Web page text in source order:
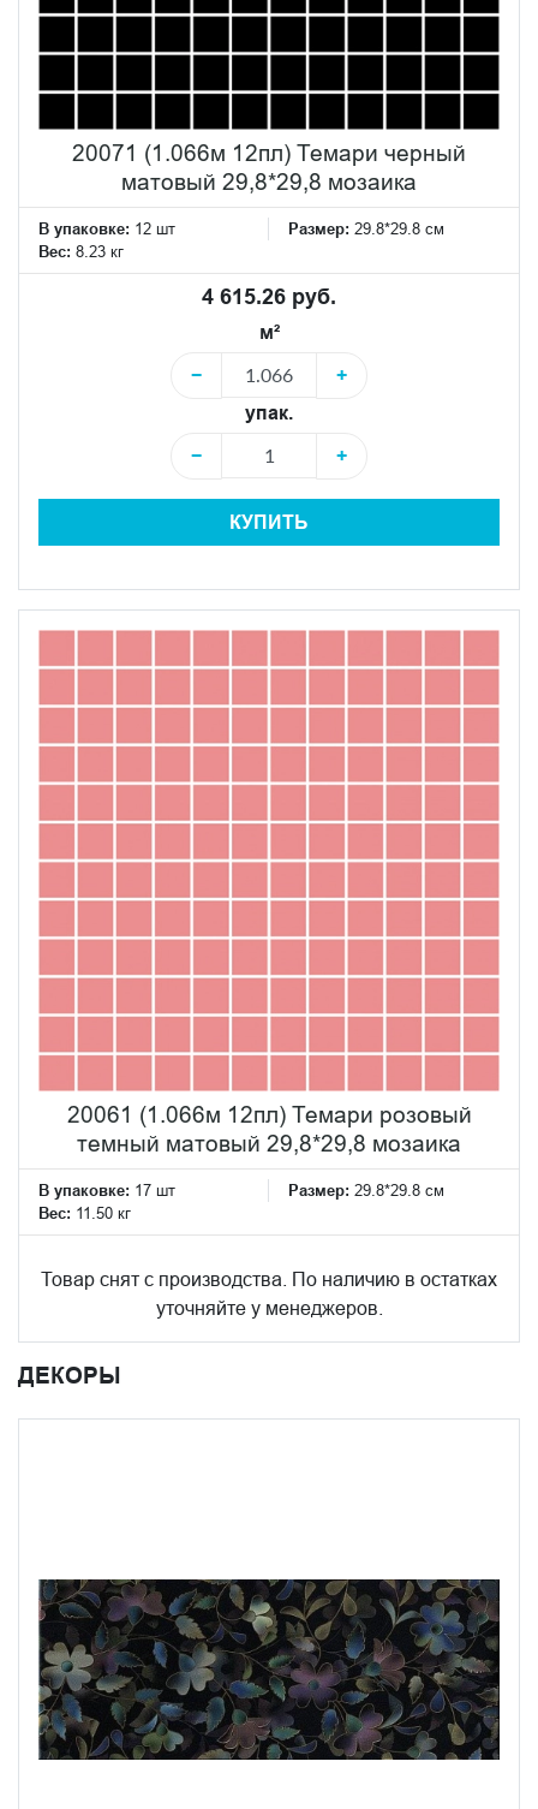
20071 (1.066м 12пл) Темари черный
матовый 29,8*29,8 мозаика
В упаковке: 12 шт Размер: 29.8*29.8 см
Вес: 8.23 кг
4 615.26 руб.
м²
−
+
упак.
−
+
КУПИТЬ
20061 (1.066м 12пл) Темари розовый
темный матовый 29,8*29,8 мозаика
В упаковке: 17 шт Размер: 29.8*29.8 см
Вес: 11.50 кг
Товар снят с производства. По наличию в остатках
уточняйте у менеджеров.
ДЕКОРЫ